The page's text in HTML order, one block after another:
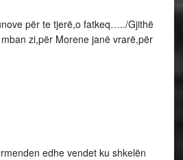
për te tjerë,o fatkeq…../Gjithë
zi,për Morene janë vrarë,për
edhe vendet ku shkelën